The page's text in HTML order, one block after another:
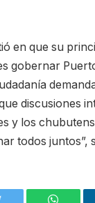
en que su
gobernar
discusiones
y los
todos juntos”,